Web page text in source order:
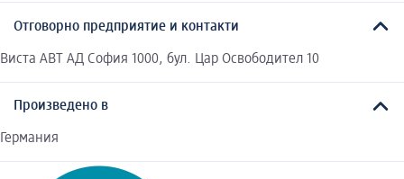
Отговорно предприятие и контакти
Виста АВТ АД София 1000, бул. Цар Освободител 10
Произведено в
Германия